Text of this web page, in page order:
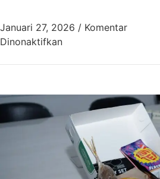
Januari 27, 2026 / Komentar
Dinonaktifkanpada Aqiqah